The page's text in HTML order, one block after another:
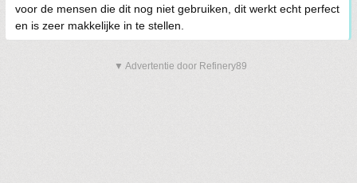
voor de mensen die dit nog niet gebruiken, dit werkt echt perfect
en is zeer makkelijke in te stellen.
▼ Advertentie door Refinery89